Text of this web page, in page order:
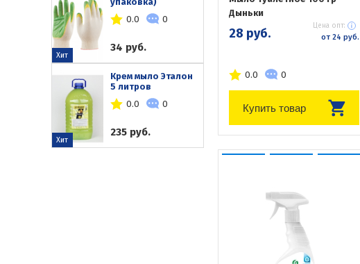
0.0
0
34 руб.
Хит
Крем мыло Эталон
5 литров
0.0
0
235 руб.
Хит
Дыньки
28 руб. Цена опт:
от 24 руб.
0.0 0
Купить товар